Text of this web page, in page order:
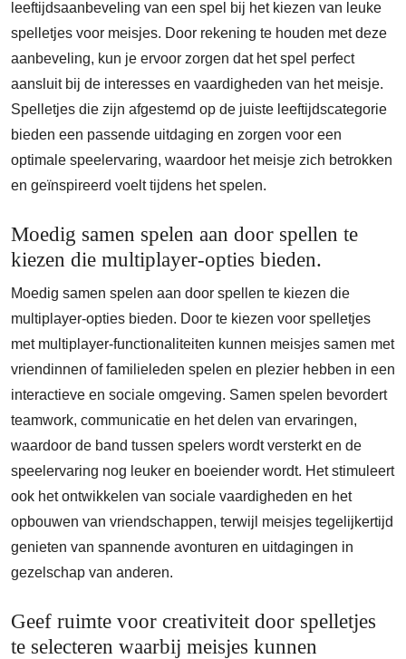
leeftijdsaanbeveling van een spel bij het kiezen van leuke
spelletjes voor meisjes. Door rekening te houden met deze
aanbeveling, kun je ervoor zorgen dat het spel perfect
aansluit bij de interesses en vaardigheden van het meisje.
Spelletjes die zijn afgestemd op de juiste leeftijdscategorie
bieden een passende uitdaging en zorgen voor een
optimale speelervaring, waardoor het meisje zich betrokken
en geïnspireerd voelt tijdens het spelen.
Moedig samen spelen aan door spellen te
kiezen die multiplayer-opties bieden.
Moedig samen spelen aan door spellen te kiezen die
multiplayer-opties bieden. Door te kiezen voor spelletjes
met multiplayer-functionaliteiten kunnen meisjes samen met
vriendinnen of familieleden spelen en plezier hebben in een
interactieve en sociale omgeving. Samen spelen bevordert
teamwork, communicatie en het delen van ervaringen,
waardoor de band tussen spelers wordt versterkt en de
speelervaring nog leuker en boeiender wordt. Het stimuleert
ook het ontwikkelen van sociale vaardigheden en het
opbouwen van vriendschappen, terwijl meisjes tegelijkertijd
genieten van spannende avonturen en uitdagingen in
gezelschap van anderen.
Geef ruimte voor creativiteit door spelletjes
te selecteren waarbij meisjes kunnen